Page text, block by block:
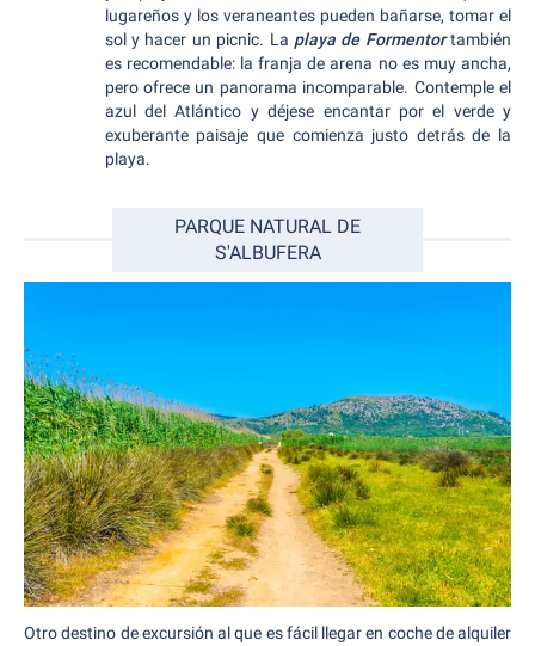
lugareños y los veraneantes pueden bañarse, tomar el
sol y hacer un picnic. La playa de Formentortambién
es recomendable: la franja de arena no es muy ancha,
pero ofrece un panorama incomparable. Contemple el
azul del Atlántico y déjese encantar por el verde y
exuberante paisaje que comienza justo detrás de la
playa.
PARQUE NATURAL DE
S'ALBUFERA
Otro destino de excursión al que es fácil llegar en coche de alquiler